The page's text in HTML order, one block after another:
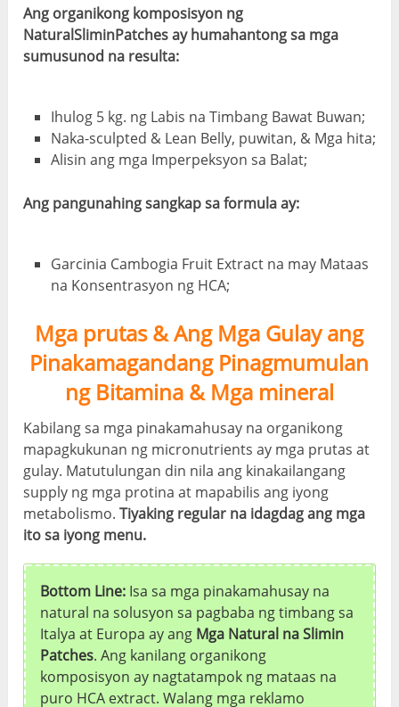
Ang organikong komposisyon ng
NaturalSliminPatches ay humahantong sa mga
sumusunod na resulta:
Ihulog 5 kg. ng Labis na Timbang Bawat Buwan;
Naka-sculpted & Lean Belly, puwitan, & Mga hita;
Alisin ang mga Imperpeksyon sa Balat;
Ang pangunahing sangkap sa formula ay:
Garcinia Cambogia Fruit Extract na may Mataas
na Konsentrasyon ng HCA;
Mga prutas & Ang Mga Gulay ang
Pinakamagandang Pinagmumulan
ng Bitamina & Mga mineral
Kabilang sa mga pinakamahusay na organikong
mapagkukunan ng micronutrients ay mga prutas at
gulay. Matutulungan din nila ang kinakailangang
supply ng mga protina at mapabilis ang iyong
metabolismo.Tiyaking regular na idagdag ang mga
ito sa iyong menu.
Bottom Line: Isa sa mga pinakamahusay na
natural na solusyon sa pagbaba ng timbang sa
Italya at Europa ay ang Mga Natural na Slimin
Patches. Ang kanilang organikong
komposisyon ay nagtatampok ng mataas na
puro HCA extract. Walang mga reklamo